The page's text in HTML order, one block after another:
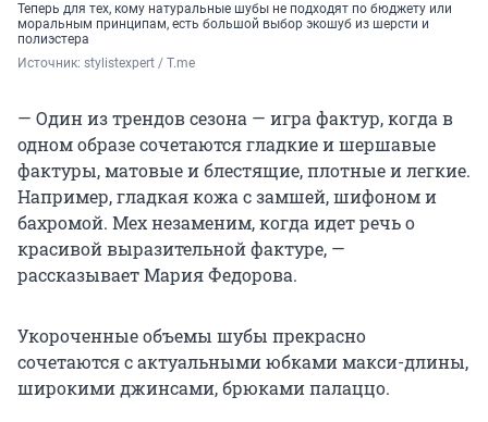
Теперь для тех, кому натуральные шубы не подходят по бюджету или
моральным принципам, есть большой выбор экошуб из шерсти и
полиэстера
Источник: stylistexpert / Т.me
— Один из трендов сезона — игра фактур, когда в
одном образе сочетаются гладкие и шершавые
фактуры, матовые и блестящие, плотные и легкие.
Например, гладкая кожа с замшей, шифоном и
бахромой. Мех незаменим, когда идет речь о
красивой выразительной фактуре, —
рассказывает Мария Федорова.
Укороченные объемы шубы прекрасно
сочетаются с актуальными юбками макси-длины,
широкими джинсами, брюками палаццо.